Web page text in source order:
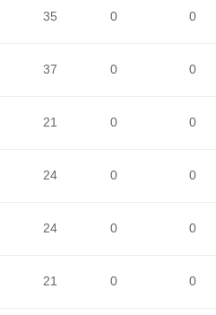
35 0 0
37 0 0
21 0 0
24 0 0
24 0 0
21 0 0